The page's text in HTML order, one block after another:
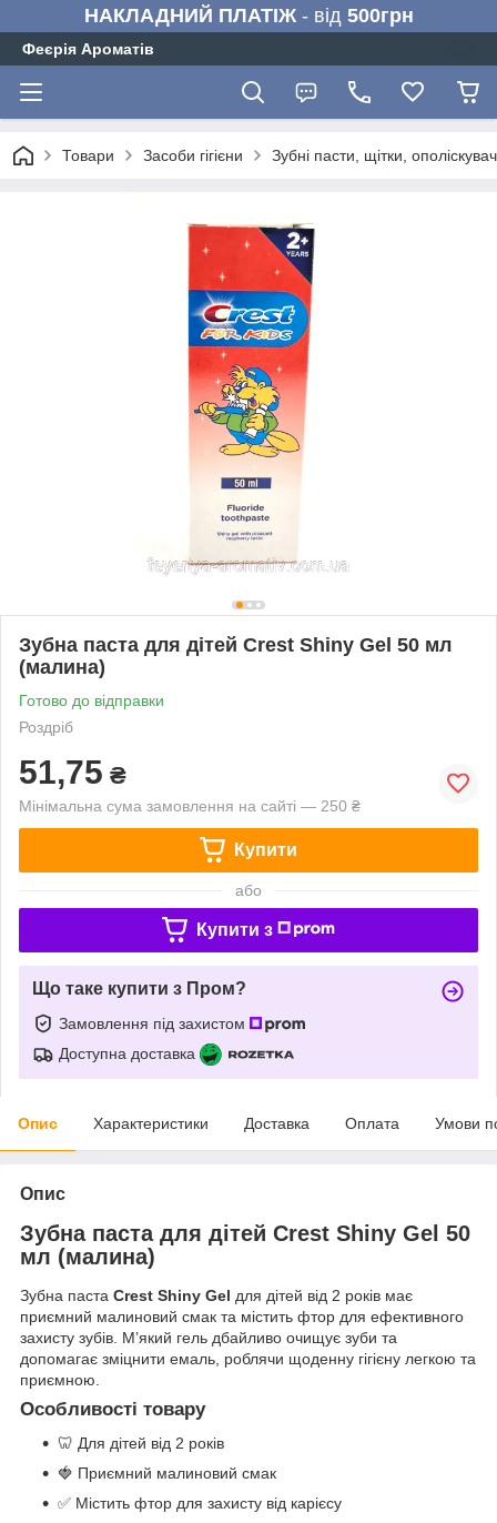
НАКЛАДНИЙ ПЛАТІЖ- від 500грн
Феєрія Ароматів
Товари Засоби гігієни Зубні пасти, щітки,
Зубна паста для дітей Crest Shiny Gel 50 мл
(малина)
Готово до відправки
Роздріб
51,75 ₴
Мінімальна сума замовлення на сайті — 250 ₴
Купити
або
Купити з
Що таке купити з Пром?
Замовлення під захистом
Доступна доставка
Опис Характеристики Доставка Оплата Умови
Опис
Зубна паста для дітей Crest Shiny Gel 50
мл (малина)
Зубна паста Crest Shiny Gel для дітей від 2 років має
приємний малиновий смак та містить фтор для ефективного
захисту зубів. М’який гель дбайливо очищує зуби та
допомагає зміцнити емаль, роблячи щоденну гігієну легкою та
приємною.
Особливості товару
🦷 Для дітей від 2 років
🍓 Приємний малиновий смак
✅ Містить фтор для захисту від карієсу